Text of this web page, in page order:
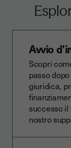
Avvio
Scopri
passo
giuridica,
successo
nostro